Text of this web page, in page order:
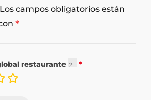
Los campos obligatorios están
*
restaurante